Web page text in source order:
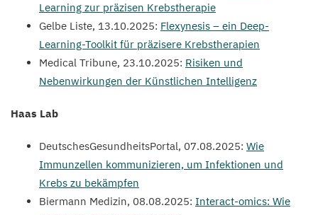
Learning zur präzisen Krebstherapie
Gelbe Liste, 13.10.2025: Flexynesis – ein Deep-
Learning-Toolkit für präzisere Krebstherapien
Medical Tribune, 23.10.2025: Risiken und
Nebenwirkungen der Künstlichen Intelligenz
Haas Lab
DeutschesGesundheitsPortal, 07.08.2025: Wie
Immunzellen kommunizieren, um Infektionen und
Krebs zu bekämpfen
Biermann Medizin, 08.08.2025: Interact-omics: Wie